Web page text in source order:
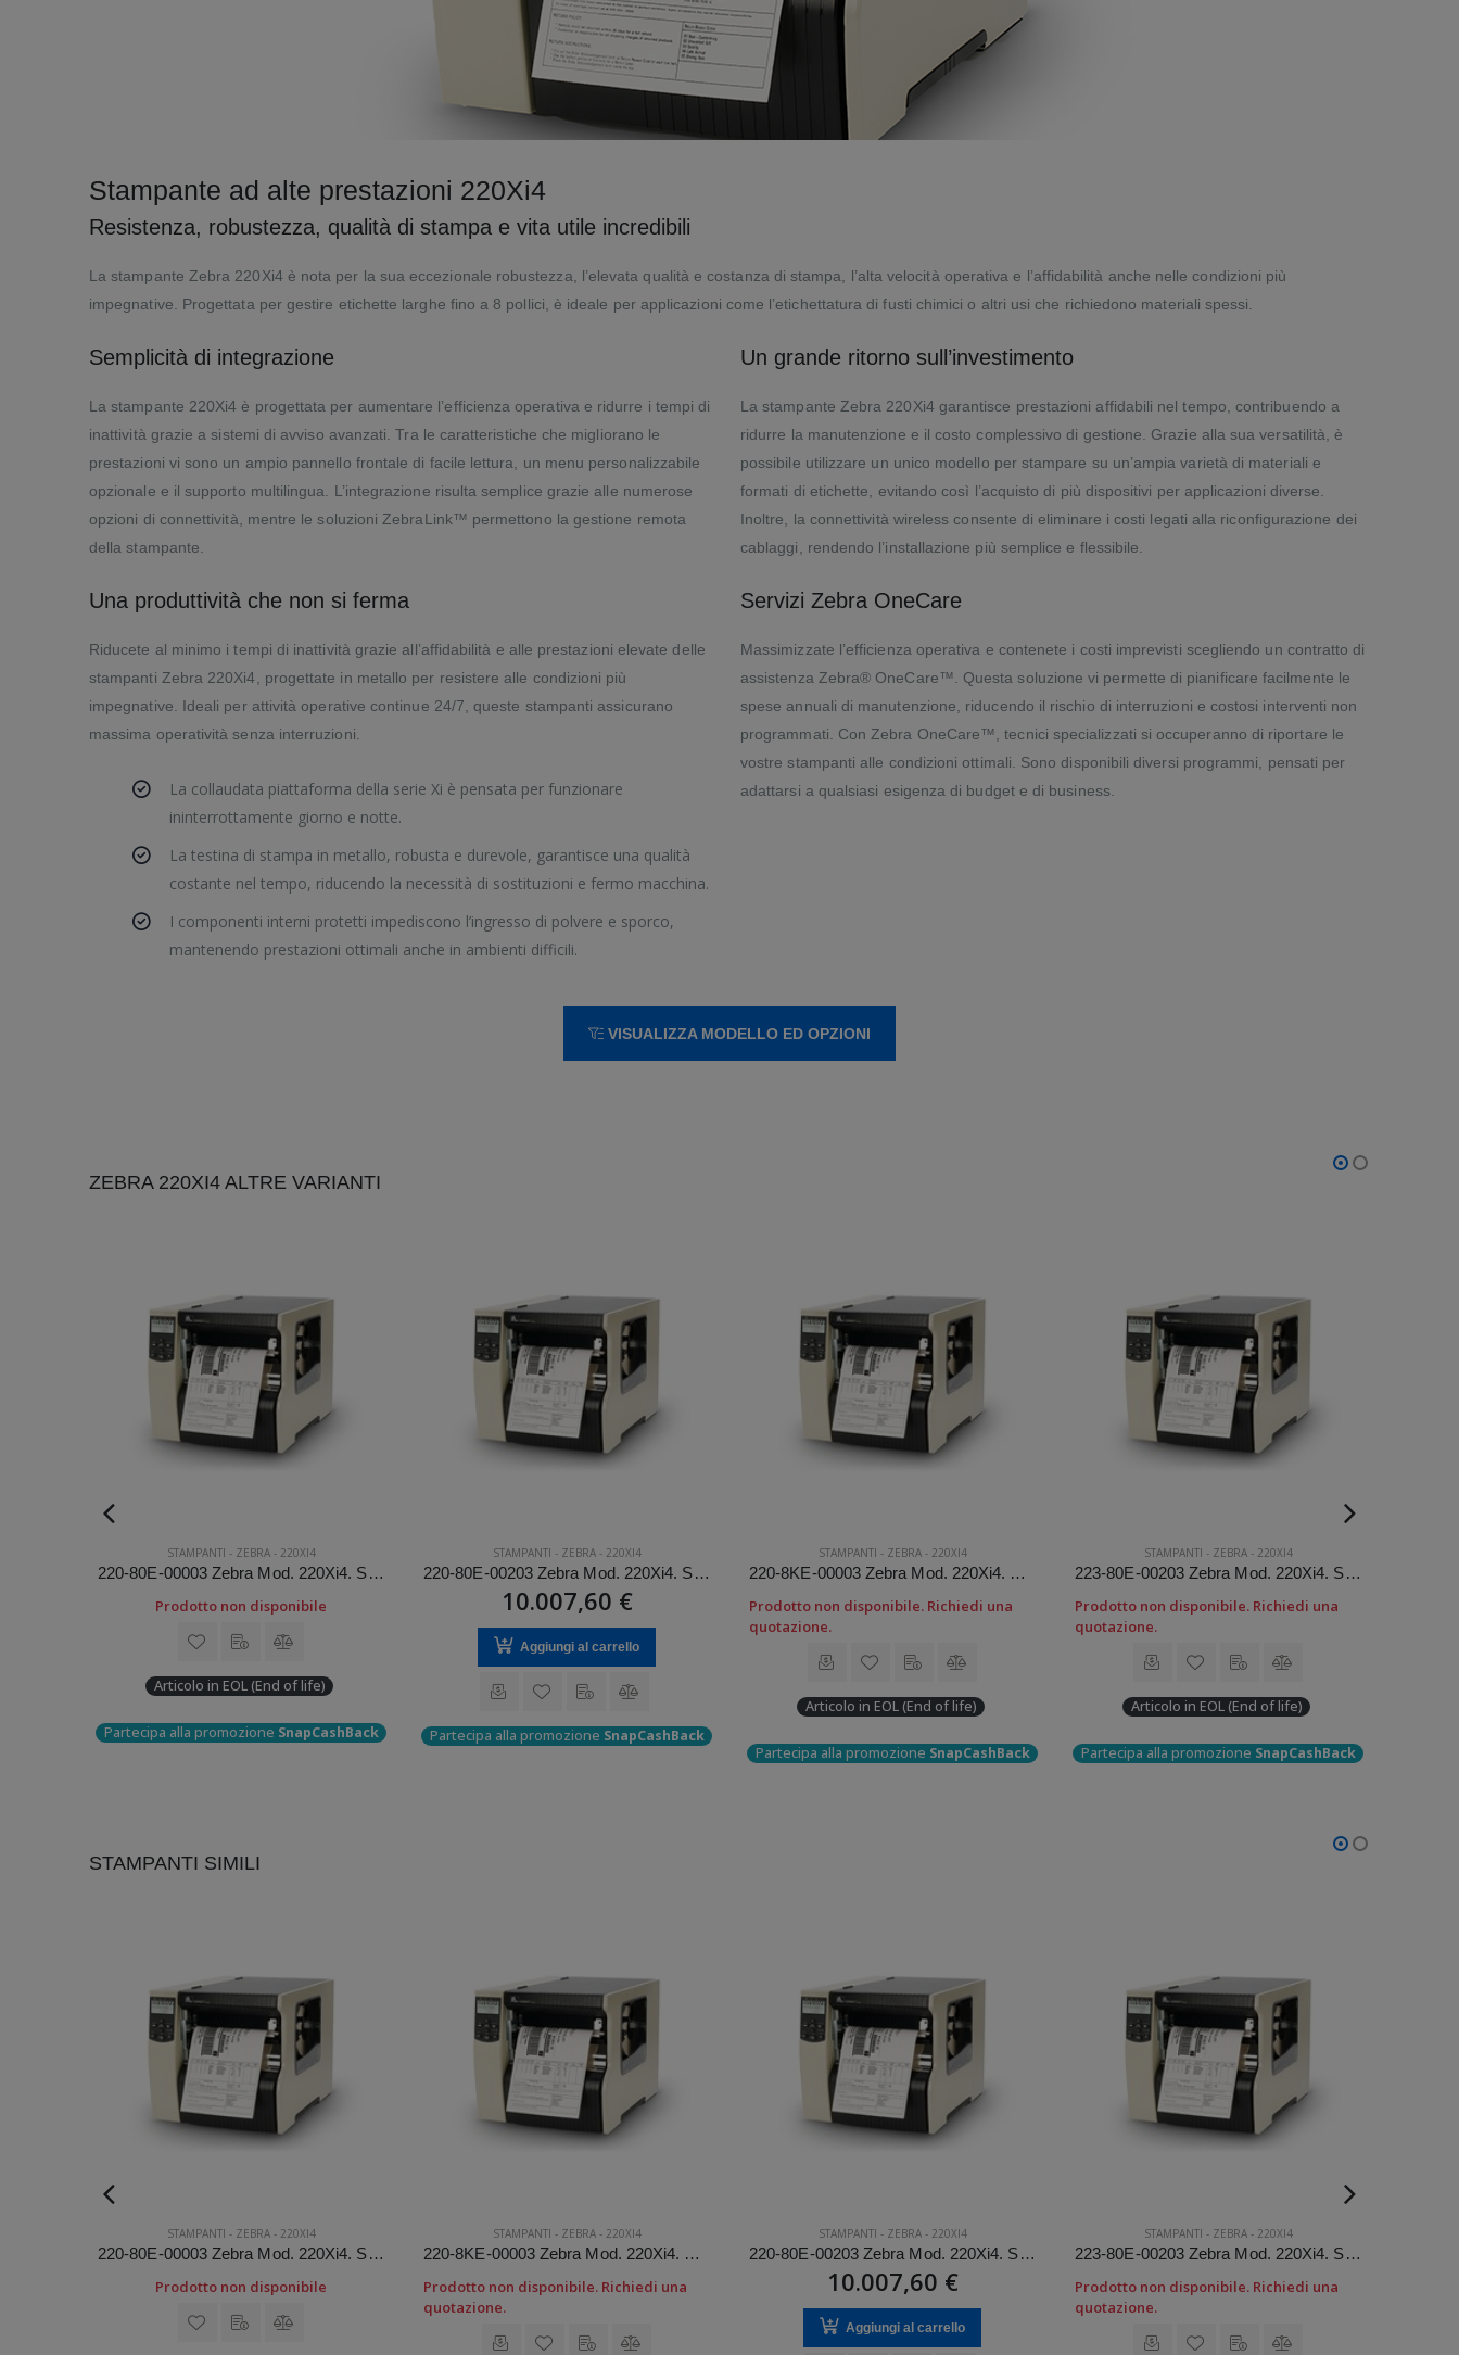
Stampante ad alte prestazioni 220Xi4
Resistenza, robustezza, qualità di stampa e vita utile incredibili
La stampante Zebra 220Xi4 è nota per la sua eccezionale robustezza, l’elevata qualità e costanza di stampa, l’alta velocità operativa e l’affidabilità anche nelle condizioni più
impegnative. Progettata per gestire etichette larghe fino a 8 pollici, è ideale per applicazioni come l’etichettatura di fusti chimici o altri usi che richiedono materiali spessi.
Semplicità di integrazione
La stampante 220Xi4 è progettata per aumentare l’efficienza operativa e ridurre i tempi di
inattività grazie a sistemi di avviso avanzati. Tra le caratteristiche che migliorano le
prestazioni vi sono un ampio pannello frontale di facile lettura, un menu personalizzabile
opzionale e il supporto multilingua. L’integrazione risulta semplice grazie alle numerose
opzioni di connettività, mentre le soluzioni ZebraLink™ permettono la gestione remota
della stampante.
Un grande ritorno sull’investimento
La stampante Zebra 220Xi4 garantisce prestazioni affidabili nel tempo, contribuendo a
ridurre la manutenzione e il costo complessivo di gestione. Grazie alla sua versatilità, è
possibile utilizzare un unico modello per stampare su un’ampia varietà di materiali e
formati di etichette, evitando così l’acquisto di più dispositivi per applicazioni diverse.
Inoltre, la connettività wireless consente di eliminare i costi legati alla riconfigurazione dei
cablaggi, rendendo l’installazione più semplice e flessibile.
Una produttività che non si ferma
Riducete al minimo i tempi di inattività grazie all’affidabilità e alle prestazioni elevate delle
stampanti Zebra 220Xi4, progettate in metallo per resistere alle condizioni più
impegnative. Ideali per attività operative continue 24/7, queste stampanti assicurano
massima operatività senza interruzioni.
La collaudata piattaforma della serie Xi è pensata per funzionare
ininterrottamente giorno e notte.
La testina di stampa in metallo, robusta e durevole, garantisce una qualità
costante nel tempo, riducendo la necessità di sostituzioni e fermo macchina.
I componenti interni protetti impediscono l’ingresso di polvere e sporco,
mantenendo prestazioni ottimali anche in ambienti difficili.
Servizi Zebra OneCare
Massimizzate l’efficienza operativa e contenete i costi imprevisti scegliendo un contratto di
assistenza Zebra® OneCare™. Questa soluzione vi permette di pianificare facilmente le
spese annuali di manutenzione, riducendo il rischio di interruzioni e costosi interventi non
programmati. Con Zebra OneCare™, tecnici specializzati si occuperanno di riportare le
vostre stampanti alle condizioni ottimali. Sono disponibili diversi programmi, pensati per
adattarsi a qualsiasi esigenza di budget e di business.
VISUALIZZA MODELLO ED OPZIONI
ZEBRA 220XI4 ALTRE VARIANTI
STAMPANTI - ZEBRA- 220XI4
220-80E-00003 Zebra Mod. 220Xi4. Stampante di etichette.
Prodotto non disponibile
Articolo in EOL (End of life)
Partecipa alla promozione SnapCashBack
STAMPANTI - ZEBRA- 220XI4
220-80E-00203 Zebra Mod. 220Xi4. Stampante di etichette.
10.007,60 €
Aggiungi al carrello
Partecipa alla promozione SnapCashBack
STAMPANTI - ZEBRA- 220XI4
220-8KE-00003 Zebra Mod. 220Xi4. Stampante di etichette.
Prodotto non disponibile. Richiedi una
quotazione.
Articolo in EOL (End of life)
Partecipa alla promozione SnapCashBack
STAMPANTI - ZEBRA- 220XI4
223-80E-00203 Zebra Mod. 220Xi4. Stampante di etichette.
Prodotto non disponibile. Richiedi una
quotazione.
Articolo in EOL (End of life)
Partecipa alla promozione SnapCashBack
STAMPANTI SIMILI
STAMPANTI - ZEBRA- 220XI4
220-80E-00003 Zebra Mod. 220Xi4. Stampante di etichette.
Prodotto non disponibile
STAMPANTI - ZEBRA- 220XI4
220-8KE-00003 Zebra Mod. 220Xi4. Stampante di etichette.
Prodotto non disponibile. Richiedi una
quotazione.
STAMPANTI - ZEBRA- 220XI4
220-80E-00203 Zebra Mod. 220Xi4. Stampante di etichette.
10.007,60 €
Aggiungi al carrello
STAMPANTI - ZEBRA- 220XI4
223-80E-00203 Zebra Mod. 220Xi4. Stampante di etichette.
Prodotto non disponibile. Richiedi una
quotazione.